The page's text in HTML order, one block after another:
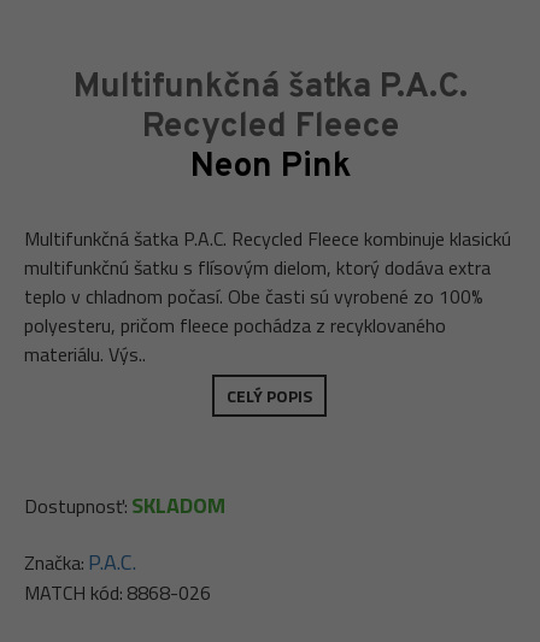
Multifunkčná šatka P.A.C.
Recycled Fleece
Neon Pink
Multifunkčná šatka P.A.C. Recycled Fleece kombinuje klasickú
multifunkčnú šatku s flísovým dielom, ktorý dodáva extra
teplo v chladnom počasí. Obe časti sú vyrobené zo 100%
polyesteru, pričom fleece pochádza z recyklovaného
materiálu. Výs..
CELÝ POPIS
Dostupnosť: SKLADOM
Značka: P.A.C.
MATCH kód: 8868-026